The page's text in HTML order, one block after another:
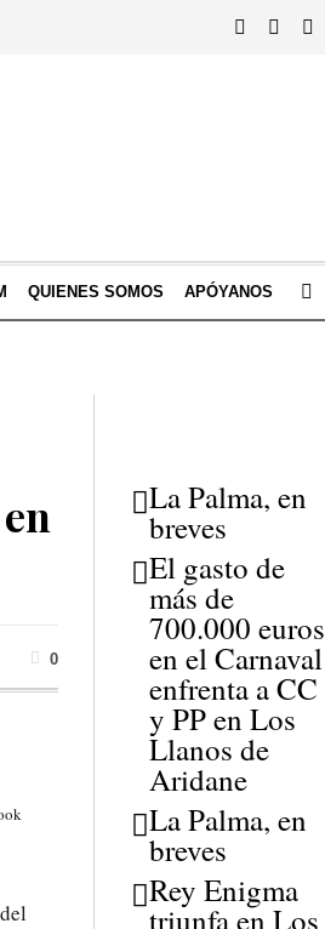
QUIENES SOMOS APÓYANOS
0
La Palma, en
breves
El gasto de
más de
700.000 euros
en el Carnaval
enfrenta a CC
y PP en Los
Llanos de
Aridane
La Palma, en
breves
Rey Enigma
triunfa en Los